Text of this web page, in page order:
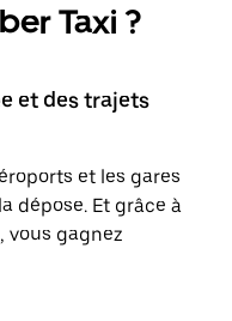
Taxi ?
et des trajets
et les gares
dépose. Et grâce à
vous gagnez